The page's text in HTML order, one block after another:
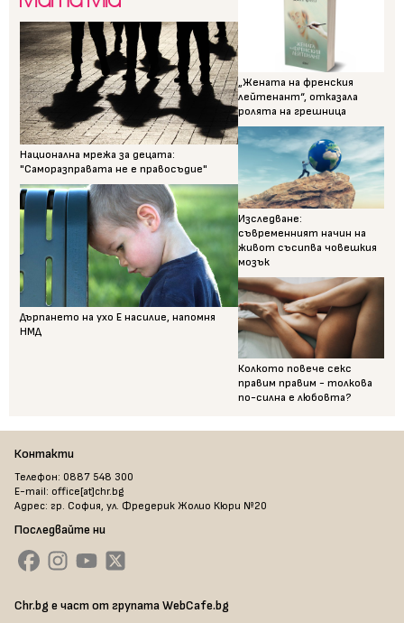
Национална мрежа за децата:
"Саморазправата не е правосъдие"
Дърпането на ухо Е насилие, напомня
НМД
„Жената на френския
лейтенант“, отказала
ролята на грешница
Изследване:
съвременният начин на
живот съсипва човешкия
мозък
Колкото повече секс
правим правим - толкова
по-силна е любовта?
Контакти
Телефон: 0887 548 300
E-mail: office[at]chr.bg
Адрес: гр. София, ул. Фредерик Жолио Кюри №20
Последвайте ни
Chr.bg е част от групата WebCafe.bg